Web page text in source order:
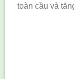
toàn cầu và